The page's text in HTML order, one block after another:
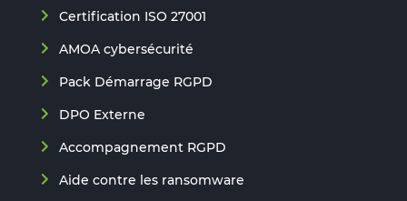
Certification ISO 27001
AMOA cybersécurité
Pack Démarrage RGPD
DPO Externe
Accompagnement RGPD
Aide contre les ransomware